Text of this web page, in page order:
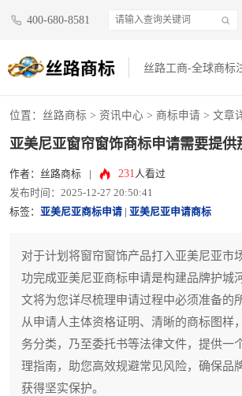
400-680-8581
丝路工商-全球商标
位置： 丝路商标 > 资讯中心 > 商标申请 > 文章
亚美尼亚窗帘窗饰商标申请需要提供
作者：丝路商标 231人看过
发布时间：2025-12-27 20:50:41
标签： 亚美尼亚商标申请 亚美尼亚申请商标
对于计划将窗帘窗饰产品打入亚美尼亚市
功完成亚美尼亚商标申请是构建品牌护城
文将为您详尽梳理申请过程中必须准备的
从申请人主体资格证明、清晰的商标图样
务分类，乃至委托书等法律文件，提供一
理指南，助您高效规避常见风险，确保品
获得坚实保护。